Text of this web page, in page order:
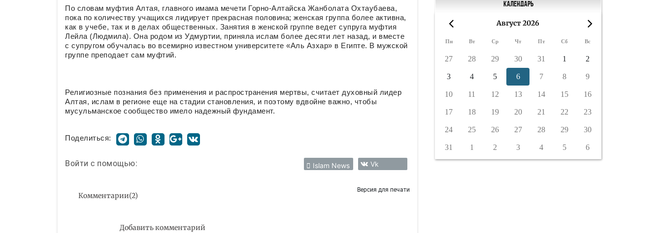
По словам муфтия Алтая, главного имама мечети Горно-Алтайска Жанболата Охтаубаева,
пока по количеству учащихся лидирует прекрасная половина; женская группа более активна,
как в учебе, так и в делах общественных. Занятия в женской группе ведет супруга муфтия
Лейла (Людмила). Она родом из Удмуртии, приняла ислам более десяти лет назад, и вместе
с супругом обучалась во всемирно известном университете «Аль Азхар» в Египте. В мужской
группе преподает сам муфтий.
Религиозные познания без применения и распространения мертвы, считает духовный лидер
Алтая, ислам в регионе еще на стадии становления, и поэтому вдвойне важно, чтобы
мусульманское сообщество имело надежный фундамент.
Поделиться:
Войти с помощью: Islam News Vk
Комментарии(2)
Версия для печати
Добавить комментарий
Календарь
Август 2026
Пн Вт Ср Чт Пт Сб Вс
27 28 29 30 31 1 2
3 4 5 6 7 8 9
10 11 12 13 14 15 16
17 18 19 20 21 22 23
24 25 26 27 28 29 30
31 1 2 3 4 5 6